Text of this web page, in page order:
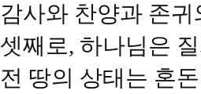
감사와 찬양과 존
셋째로, 하나님은
전 땅의 상태는 혼